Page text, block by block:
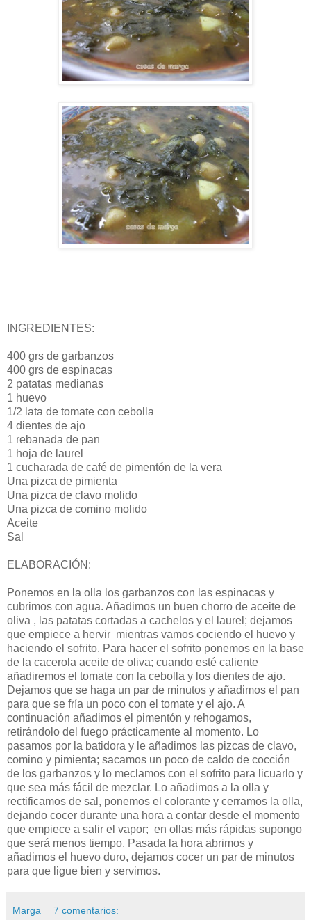
INGREDIENTES:
400 grs de garbanzos
400 grs de espinacas
2 patatas medianas
1 huevo
1/2 lata de tomate con cebolla
4 dientes de ajo
1 rebanada de pan
1 hoja de laurel
1 cucharada de café de pimentón de la vera
Una pizca de pimienta
Una pizca de clavo molido
Una pizca de comino molido
Aceite
Sal
ELABORACIÓN:
Ponemos en la olla los garbanzos con las espinacas y
cubrimos con agua. Añadimos un buen chorro de aceite de
oliva , las patatas cortadas a cachelos y el laurel; dejamos
que empiece a hervir mientras vamos cociendo el huevo y
haciendo el sofrito. Para hacer el sofrito ponemos en la base
de la cacerola aceite de oliva; cuando esté caliente
añadiremos el tomate con la cebolla y los dientes de ajo.
Dejamos que se haga un par de minutos y añadimos el pan
para que se fría un poco con el tomate y el ajo. A
continuación añadimos el pimentón y rehogamos,
retirándolo del fuego prácticamente al momento. Lo
pasamos por la batidora y le añadimos las pizcas de clavo,
comino y pimienta; sacamos un poco de caldo de cocción
de los garbanzos y lo meclamos con el sofrito para licuarlo y
que sea más fácil de mezclar. Lo añadimos a la olla y
rectificamos de sal, ponemos el colorante y cerramos la olla,
dejando cocer durante una hora a contar desde el momento
que empiece a salir el vapor; en ollas más rápidas supongo
que será menos tiempo. Pasada la hora abrimos y
añadimos el huevo duro, dejamos cocer un par de minutos
para que ligue bien y servimos.
Marga 7 comentarios: